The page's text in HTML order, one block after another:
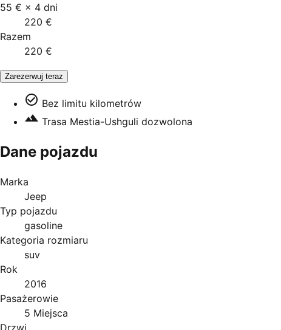
55 € × 4 dni
220 €
Razem
220 €
Zarezerwuj teraz
Bez limitu kilometrów
Trasa Mestia-Ushguli dozwolona
Dane pojazdu
Marka
Jeep
Typ pojazdu
gasoline
Kategoria rozmiaru
suv
Rok
2016
Pasażerowie
5 Miejsca